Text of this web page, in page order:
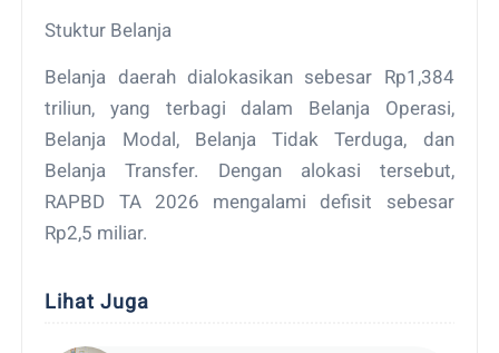
Stuktur Belanja
Belanja daerah dialokasikan sebesar Rp1,384
triliun, yang terbagi dalam Belanja Operasi,
Belanja Modal, Belanja Tidak Terduga, dan
Belanja Transfer. Dengan alokasi tersebut,
RAPBD TA 2026 mengalami defisit sebesar
Rp2,5 miliar.
Lihat Juga